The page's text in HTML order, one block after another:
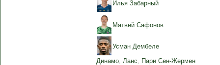
Илья Забарный
Матвей Сафонов
Усман Дембеле
Динамо, Ланс, Пари Сен-Жермен